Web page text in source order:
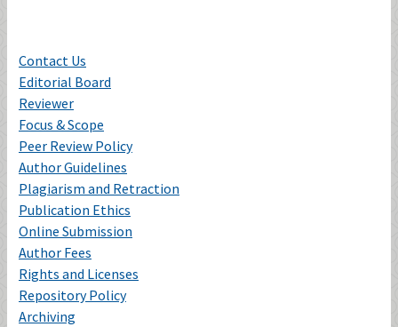
Contact Us
Editorial Board
Reviewer
Focus & Scope
Peer Review Policy
Author Guidelines
Plagiarism and Retraction
Publication Ethics
Online Submission
Author Fees
Rights and Licenses
Repository Policy
Archiving